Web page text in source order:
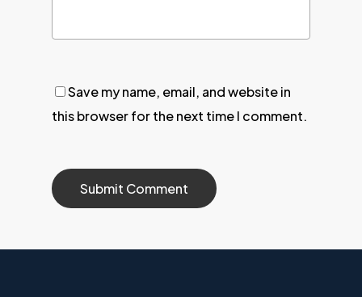
Save my name, email, and website in
this browser for the next time I comment.